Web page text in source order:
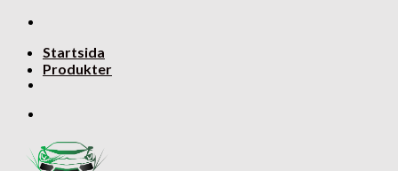
Skip
contentStartsida
Produkter